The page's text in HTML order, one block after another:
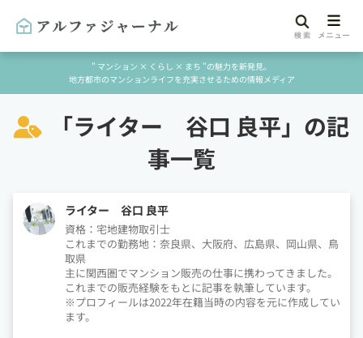
" マンション × くらし × まち "の魅力を新発見。
地方都市のマンションライフを充実させるための情報メディア
「ライター 谷口 良平」の記
事一覧
ライター 谷口 良平
資格：宅地建物取引士
これまでの勤務地：奈良県、大阪府、広島県、岡山県、鳥
取県
主に関西圏でマンション販売の仕事に携わってきました。
これまでの販売経験をもとに記事を執筆しています。
※プロフィールは2022年在籍当時の内容を元に作成してい
ます。